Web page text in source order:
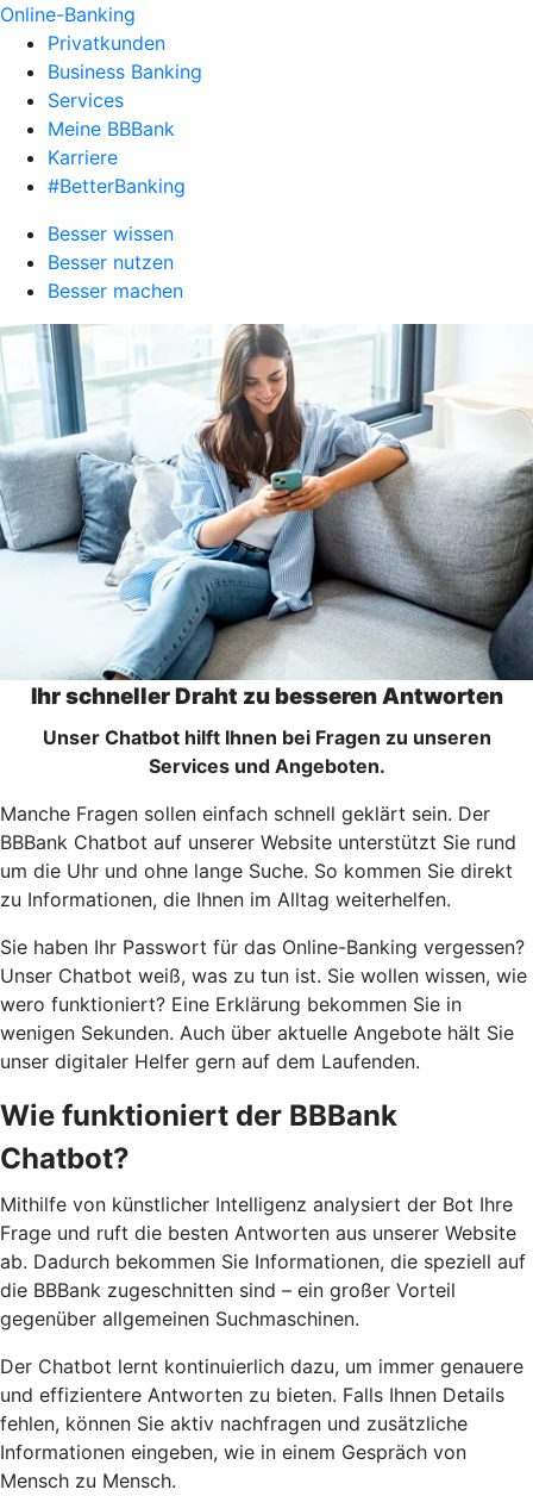
Online-Banking
Privatkunden
Business Banking
Services
Meine BBBank
Karriere
#BetterBanking
Besser wissen
Besser nutzen
Besser machen
Ihr schneller Draht zu besseren Antworten
Unser Chatbot hilft Ihnen bei Fragen zu unseren
Services und Angeboten.
Manche Fragen sollen einfach schnell geklärt sein. Der
BBBank Chatbot auf unserer Website unterstützt Sie rund
um die Uhr und ohne lange Suche. So kommen Sie direkt
zu Informationen, die Ihnen im Alltag weiterhelfen.
Sie haben Ihr Passwort für das Online-Banking vergessen?
Unser Chatbot weiß, was zu tun ist. Sie wollen wissen, wie
wero funktioniert? Eine Erklärung bekommen Sie in
wenigen Sekunden. Auch über aktuelle Angebote hält Sie
unser digitaler Helfer gern auf dem Laufenden.
Wie funktioniert der BBBank
Chatbot?
Mithilfe von künstlicher Intelligenz analysiert der Bot Ihre
Frage und ruft die besten Antworten aus unserer Website
ab. Dadurch bekommen Sie Informationen, die speziell auf
die BBBank zugeschnitten sind – ein großer Vorteil
gegenüber allgemeinen Suchmaschinen.
Der Chatbot lernt kontinuierlich dazu, um immer genauere
und effizientere Antworten zu bieten. Falls Ihnen Details
fehlen, können Sie aktiv nachfragen und zusätzliche
Informationen eingeben, wie in einem Gespräch von
Mensch zu Mensch.